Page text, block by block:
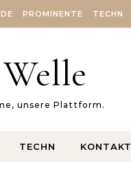
PROMINENTE TECHN
unsere Plattform.
TECHN KONTAKT